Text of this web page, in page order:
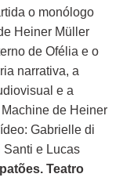
o monólogo
Heiner Müller
de Ofélia e o
narrativa, a
e a
de Heiner
Gabrielle di
Santi e Lucas
Teatro